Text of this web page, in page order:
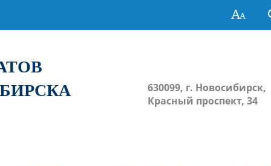
630099, г. Новосибирск,
Красный проспект, 34